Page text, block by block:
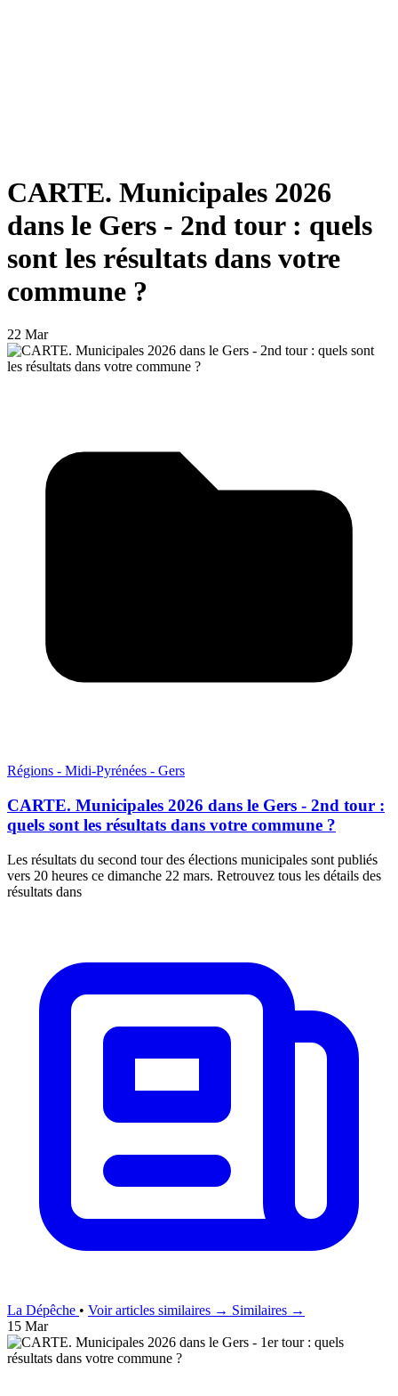
CARTE. Municipales 2026
dans le Gers - 2nd tour : quels
sont les résultats dans votre
commune ?
22 Mar
Régions - Midi-Pyrénées - Gers
CARTE. Municipales 2026 dans le Gers - 2nd tour :
quels sont les résultats dans votre commune ?
Les résultats du second tour des élections municipales sont publiés
vers 20 heures ce dimanche 22 mars. Retrouvez tous les détails des
résultats dans
La Dépêche • Voir articles similaires → Similaires →
15 Mar